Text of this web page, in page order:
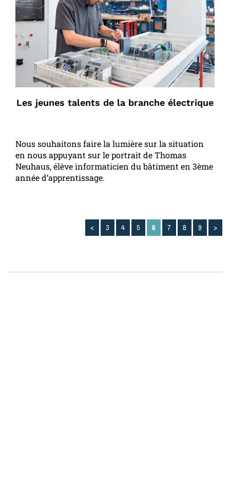
Les jeunes talents de la branche électrique
Nous souhaitons faire la lumière sur la situation
en nous appuyant sur le portrait de Thomas
Neuhaus, élève informaticien du bâtiment en 3ème
année d’apprentissage.
< 3 4 5 6 7 8 9 >